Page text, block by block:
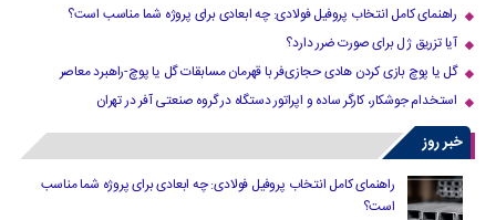
راهنمای کامل انتخاب پروفیل فولادی: چه ابعادی برای پروژه شما مناسب است؟
آیا تزریق ژل برای صورت ضرر دارد​؟
گل یا پوچ بازی کردن هادی حجازی‌فر با قهرمان مسابقات گل یا پوچ-راهبرد معاصر
استخدام جوشکار، کارگر ساده و اپراتور دستگاه در گروه صنعتی آفر در تهران
خبر روز
راهنمای کامل انتخاب پروفیل فولادی: چه ابعادی برای پروژه شما مناسب
است؟